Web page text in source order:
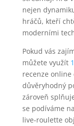
nejen
hráčů, kteří
moderními
Pokud vás
můžete využít
recenze
důvěryhodný
zároveň
se podíváme
live‑roulette